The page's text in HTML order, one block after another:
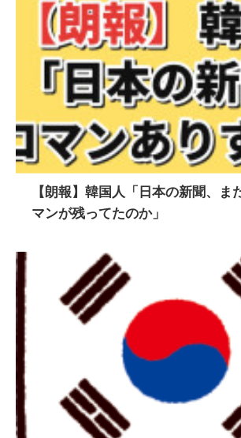
【朗報】韓国人「日本の新聞、ま
マンが残ってたのか」